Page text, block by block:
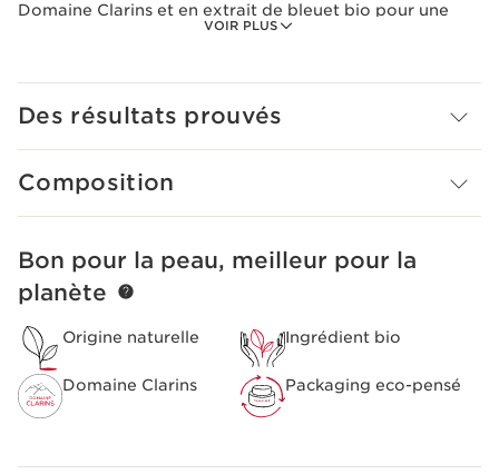
VOIR PLUS
Domaine Clarins et en extrait de bleuet bio pour une
peau du contour de l'oeil apaisée. Idéal pour la peau
une capsule allégée.
Le plus Clarins
Des résultats prouvés
Composition
ALLER AU CONTENU
Bon pour la peau, meilleur pour la
planète
Origine naturelle Ingrédient bio
Domaine Clarins Packaging eco-pensé